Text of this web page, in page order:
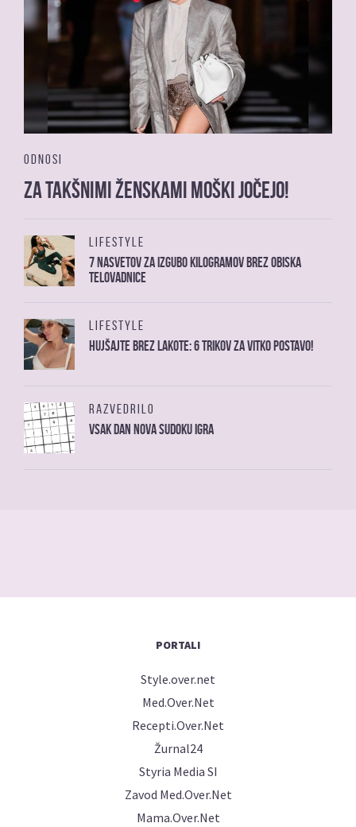
ODNOSI
Za takšnimi ženskami moški jočejo!
LIFESTYLE
7 nasvetov za izgubo kilogramov brez obiska
telovadnice
LIFESTYLE
Hujšajte brez lakote: 6 trikov za vitko postavo!
RAZVEDRILO
Vsak dan nova sudoku igra
PORTALI
Style.over.net
Med.Over.Net
Recepti.Over.Net
Žurnal24
Styria Media SI
Zavod Med.Over.Net
Mama.Over.Net